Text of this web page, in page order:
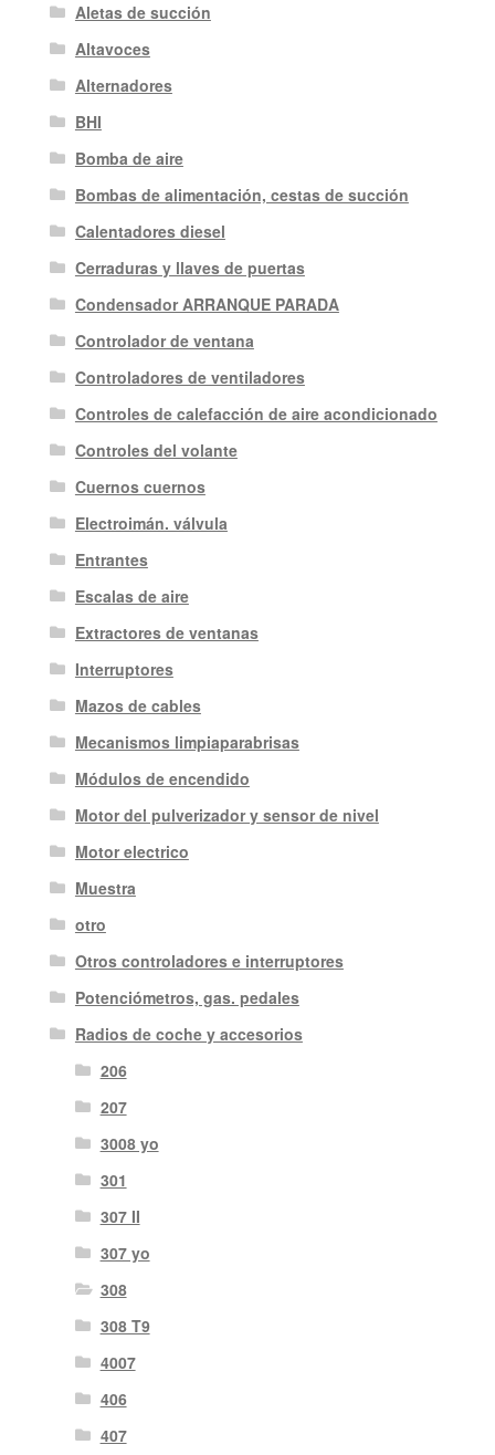
Aletas de succión
Altavoces
Alternadores
BHI
Bomba de aire
Bombas de alimentación, cestas de succión
Calentadores diesel
Cerraduras y llaves de puertas
Condensador ARRANQUE PARADA
Controlador de ventana
Controladores de ventiladores
Controles de calefacción de aire acondicionado
Controles del volante
Cuernos cuernos
Electroimán. válvula
Entrantes
Escalas de aire
Extractores de ventanas
Interruptores
Mazos de cables
Mecanismos limpiaparabrisas
Módulos de encendido
Motor del pulverizador y sensor de nivel
Motor electrico
Muestra
otro
Otros controladores e interruptores
Potenciómetros, gas. pedales
Radios de coche y accesorios
206
207
3008 yo
301
307 II
307 yo
308
308 T9
4007
406
407